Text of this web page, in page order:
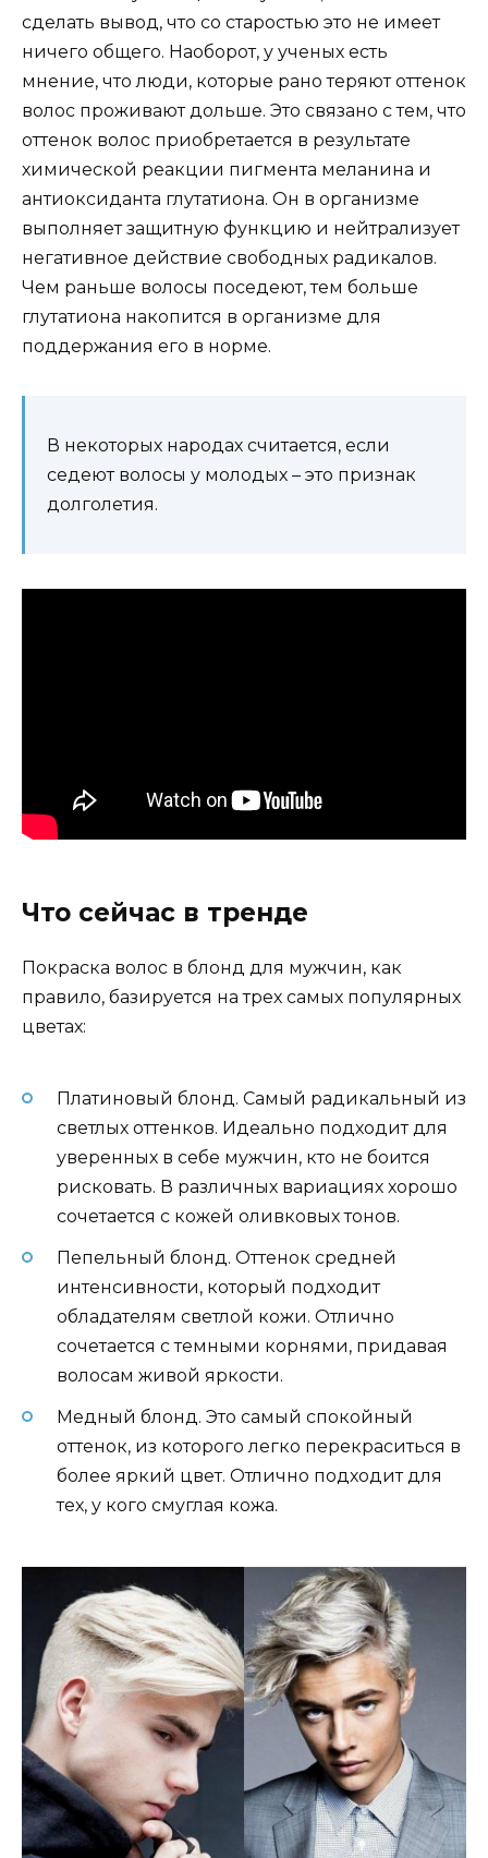
сделать вывод, что со старостью это не имеет
ничего общего. Наоборот, у ученых есть
мнение, что люди, которые рано теряют оттенок
волос проживают дольше. Это связано с тем, что
оттенок волос приобретается в результате
химической реакции пигмента меланина и
антиоксиданта глутатиона. Он в организме
выполняет защитную функцию и нейтрализует
негативное действие свободных радикалов.
Чем раньше волосы поседеют, тем больше
глутатиона накопится в организме для
поддержания его в норме.
В некоторых народах считается, если
седеют волосы у молодых – это признак
долголетия.
Что сейчас в тренде
Покраска волос в блонд для мужчин, как
правило, базируется на трех самых популярных
цветах:
Платиновый блонд. Самый радикальный из
светлых оттенков. Идеально подходит для
уверенных в себе мужчин, кто не боится
рисковать. В различных вариациях хорошо
сочетается с кожей оливковых тонов.
Пепельный блонд. Оттенок средней
интенсивности, который подходит
обладателям светлой кожи. Отлично
сочетается с темными корнями, придавая
волосам живой яркости.
Медный блонд. Это самый спокойный
оттенок, из которого легко перекраситься в
более яркий цвет. Отлично подходит для
тех, у кого смуглая кожа.